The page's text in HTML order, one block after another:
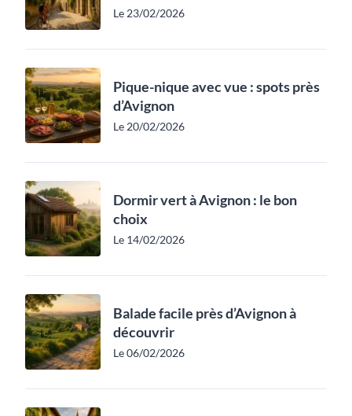
Le 23/02/2026
Pique-nique avec vue : spots près
d’Avignon
Le 20/02/2026
Dormir vert à Avignon : le bon
choix
Le 14/02/2026
Balade facile près d’Avignon à
découvrir
Le 06/02/2026